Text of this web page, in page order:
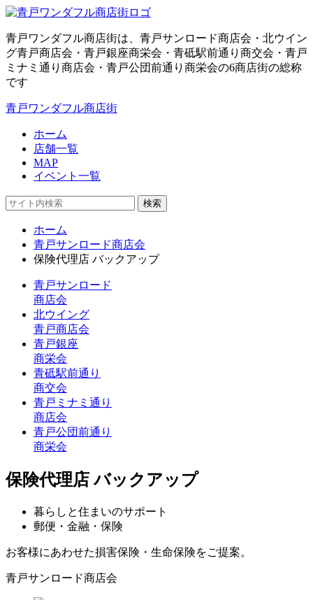
青戸ワンダフル商店街は、青戸サンロード商店会・北ウイン
グ青戸商店会・青戸銀座商栄会・青砥駅前通り商交会・青戸
ミナミ通り商店会・青戸公団前通り商栄会の6商店街の総称
です
青戸ワンダフル商店街
ホーム
店舗一覧
MAP
イベント一覧
検索
ホーム
青戸サンロード商店会
保険代理店 バックアップ
青戸サンロード
商店会
北ウイング
青戸商店会
青戸銀座
商栄会
青砥駅前通り
商交会
青戸ミナミ通り
商店会
青戸公団前通り
商栄会
保険代理店 バックアップ
暮らしと住まいのサポート
郵便・金融・保険
お客様にあわせた損害保険・生命保険をご提案。
青戸サンロード商店会